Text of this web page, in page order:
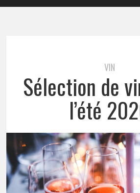
VIN
Sélection de
l’été